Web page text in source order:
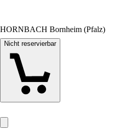
HORNBACH Bornheim (Pfalz)
Nicht reservierbar